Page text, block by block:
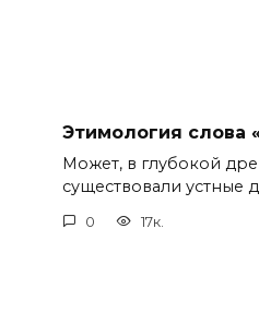
Этимология слова
Может, в глубокой
существовали устные
0 17к.